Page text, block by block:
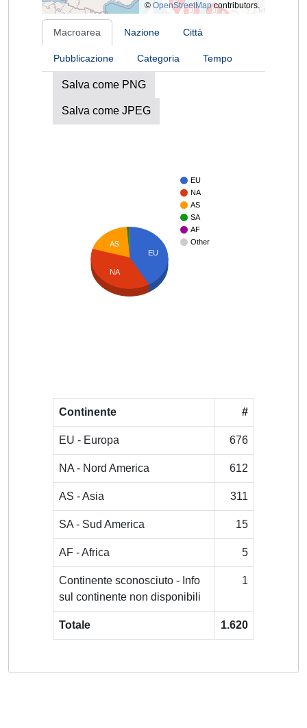
© OpenStreetMapcontributors.
Macroarea Nazione Città
Pubblicazione Categoria Tempo
Salva come PNG
Salva come JPEG
EU
NA
AS
SA
AF
Other
EU
AS
NA
Continente #
EU - Europa 676
NA - Nord America 612
AS - Asia 311
SA - Sud America 15
AF - Africa 5
Continente sconosciuto - Info
sul continente non disponibili
1
Totale 1.620